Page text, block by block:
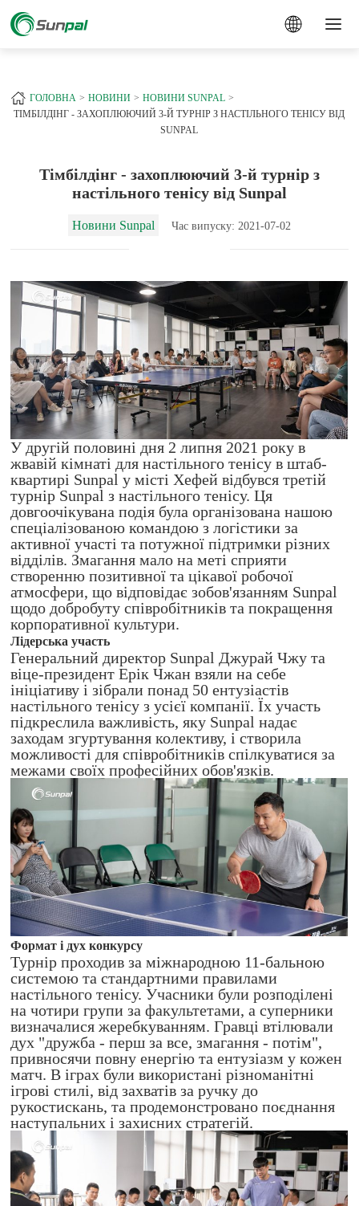
ГОЛОВНА НОВИНИ
НОВИНИ SUNPAL
ТІМБІЛДІНГ - ЗАХОПЛЮЮЧИЙ 3-Й ТУРНІР З НАСТІЛЬНОГО ТЕНІСУ ВІД
SUNPAL
Тімбілдінг - захоплюючий 3-й турнір з
настільного тенісу від Sunpal
Новини Sunpal Час випуску: 2021-07-02
У другій половині дня 2 липня 2021 року в
жвавій кімнаті для настільного тенісу в штаб-
квартирі Sunpal у місті Хефей відбувся третій
турнір Sunpal з настільного тенісу. Ця
довгоочікувана подія була організована нашою
спеціалізованою командою з логістики за
активної участі та потужної підтримки різних
відділів. Змагання мало на меті сприяти
створенню позитивної та цікавої робочої
атмосфери, що відповідає зобов'язанням Sunpal
щодо добробуту співробітників та покращення
корпоративної культури.
Лідерська участь
Генеральний директор Sunpal Джурай Чжу та
віце-президент Ерік Чжан взяли на себе
ініціативу і зібрали понад 50 ентузіастів
настільного тенісу з усієї компанії. Їх участь
підкреслила важливість, яку Sunpal надає
заходам згуртування колективу, і створила
можливості для співробітників спілкуватися за
межами своїх професійних обов'язків.
Формат і дух конкурсу
Турнір проходив за міжнародною 11-бальною
системою та стандартними правилами
настільного тенісу. Учасники були розподілені
на чотири групи за факультетами, а суперники
визначалися жеребкуванням. Гравці втілювали
дух "дружба - перш за все, змагання - потім",
привносячи повну енергію та ентузіазм у кожен
матч. В іграх були використані різноманітні
ігрові стилі, від захватів за ручку до
рукостискань, та продемонстровано поєднання
наступальних і захисних стратегій.